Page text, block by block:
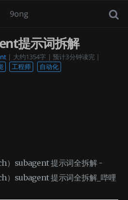
9ong
提示词拆解
| 大约1354字 | 预计3分钟读完 |
工程师 自动化
）subagent 提示词全拆解 -
）subagent 提示词全拆解_哔哩